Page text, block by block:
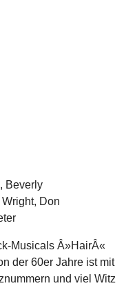
Beverly
Don
Musicals Â»HairÂ«
der 60er Jahre ist mit
und viel Witz